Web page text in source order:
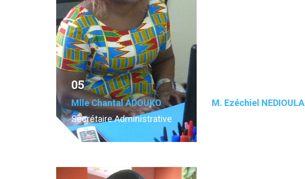
05
Mlle Chantal ADOUKO
Secrétaire Administrative
M. Ezéchiel NEDIOULA